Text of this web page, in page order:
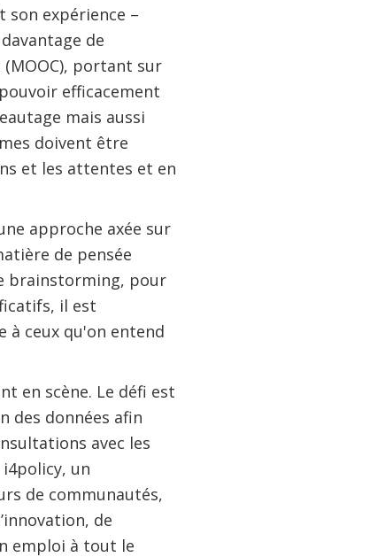
son expérience –
de
portant sur
efficacement
mais aussi
doivent être
et les attentes et en
approche axée sur
de pensée
brainstorming, pour
il est
à ceux qu'on entend
en scène. Le défi est
des données afin
avec les
un
de communautés,
de
emploi à tout le